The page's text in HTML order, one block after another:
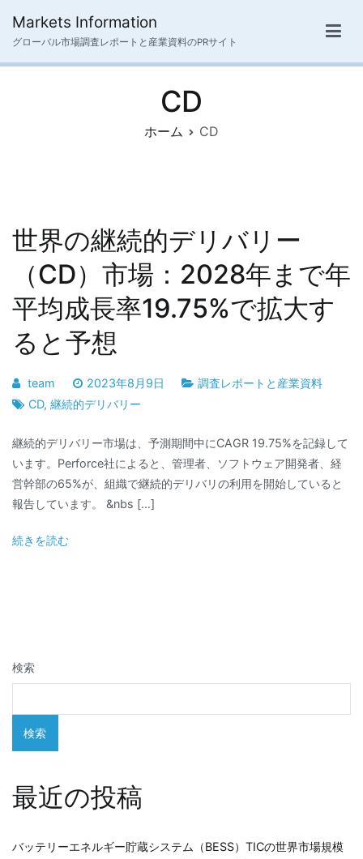
ス
Markets Information
グローバル市場調査レポートと産業資料のPRサイト
CD
ホーム CD
世界の継続的デリバリー
（CD）市場：2028年まで年
平均成長率19.75%で拡大す
ると予想
team 2023年8月9日
調査レポートと産業資料
CD, 継続的デリバリー
継続的デリバリー市場は、予測期間中にCAGR 19.75%を記録して
います。Perforce社によると、管理者、ソフトウェア開発者、経
営幹部の65%が、組織で継続的デリバリの利用を開始していると
報告しています。 &nbs […]
続きを読む
検索
検索
最近の投稿
バッテリーエネルギー貯蔵システム（BESS）TICの世界市場規模